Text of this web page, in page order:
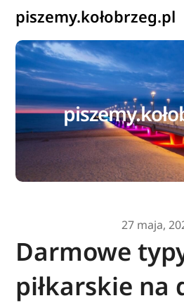
piszemy.kołobrzeg.pl
27 maja,
Darmowe
piłkarskie na